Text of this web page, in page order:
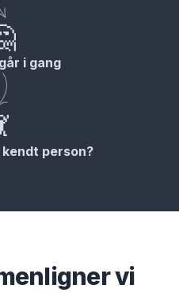
i gang
kendt person?
vi